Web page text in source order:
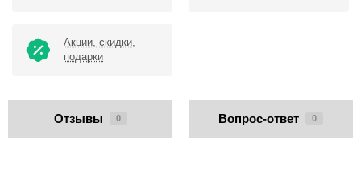
Акции, скидки,
подарки
Отзывы 0 Вопрос-ответ 0